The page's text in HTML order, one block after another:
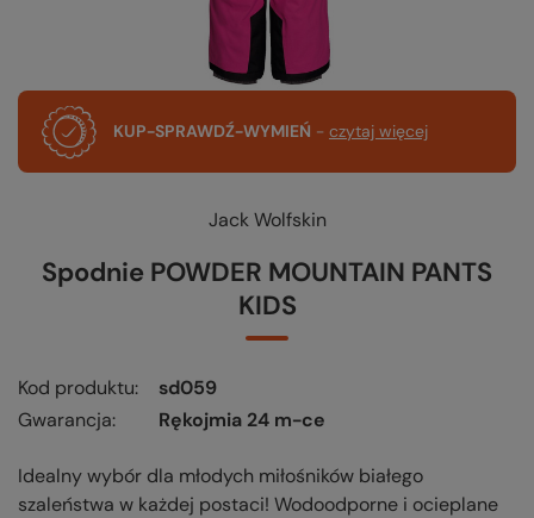
KUP-SPRAWDŹ-WYMIEŃ - czytaj więcej
Jack Wolfskin
Spodnie POWDER MOUNTAIN PANTS
KIDS
Kod produktu
sd059
Gwarancja
Rękojmia 24 m-ce
Idealny wybór dla młodych miłośników białego
szaleństwa w każdej postaci! Wodoodporne i ocieplane